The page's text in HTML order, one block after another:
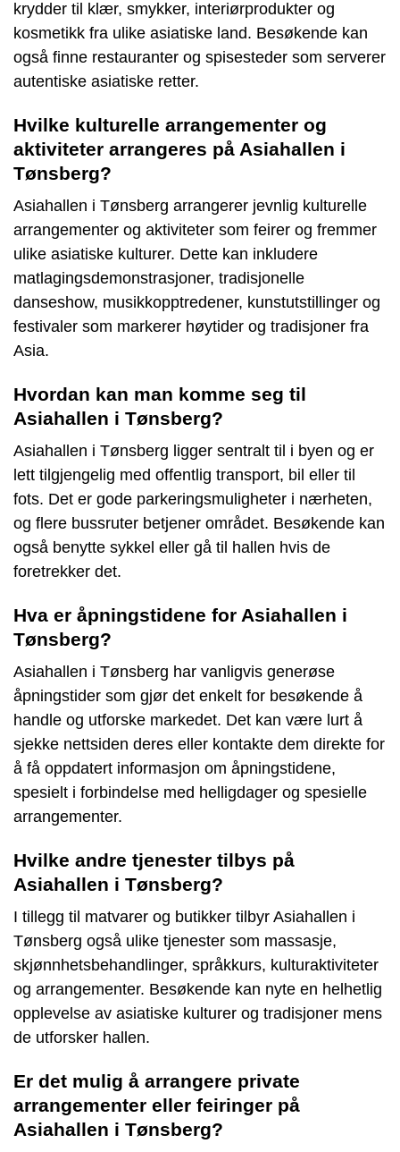
krydder til klær, smykker, interiørprodukter og
kosmetikk fra ulike asiatiske land. Besøkende kan
også finne restauranter og spisesteder som serverer
autentiske asiatiske retter.
Hvilke kulturelle arrangementer og
aktiviteter arrangeres på Asiahallen i
Tønsberg?
Asiahallen i Tønsberg arrangerer jevnlig kulturelle
arrangementer og aktiviteter som feirer og fremmer
ulike asiatiske kulturer. Dette kan inkludere
matlagingsdemonstrasjoner, tradisjonelle
danseshow, musikkopptredener, kunstutstillinger og
festivaler som markerer høytider og tradisjoner fra
Asia.
Hvordan kan man komme seg til
Asiahallen i Tønsberg?
Asiahallen i Tønsberg ligger sentralt til i byen og er
lett tilgjengelig med offentlig transport, bil eller til
fots. Det er gode parkeringsmuligheter i nærheten,
og flere bussruter betjener området. Besøkende kan
også benytte sykkel eller gå til hallen hvis de
foretrekker det.
Hva er åpningstidene for Asiahallen i
Tønsberg?
Asiahallen i Tønsberg har vanligvis generøse
åpningstider som gjør det enkelt for besøkende å
handle og utforske markedet. Det kan være lurt å
sjekke nettsiden deres eller kontakte dem direkte for
å få oppdatert informasjon om åpningstidene,
spesielt i forbindelse med helligdager og spesielle
arrangementer.
Hvilke andre tjenester tilbys på
Asiahallen i Tønsberg?
I tillegg til matvarer og butikker tilbyr Asiahallen i
Tønsberg også ulike tjenester som massasje,
skjønnhetsbehandlinger, språkkurs, kulturaktiviteter
og arrangementer. Besøkende kan nyte en helhetlig
opplevelse av asiatiske kulturer og tradisjoner mens
de utforsker hallen.
Er det mulig å arrangere private
arrangementer eller feiringer på
Asiahallen i Tønsberg?